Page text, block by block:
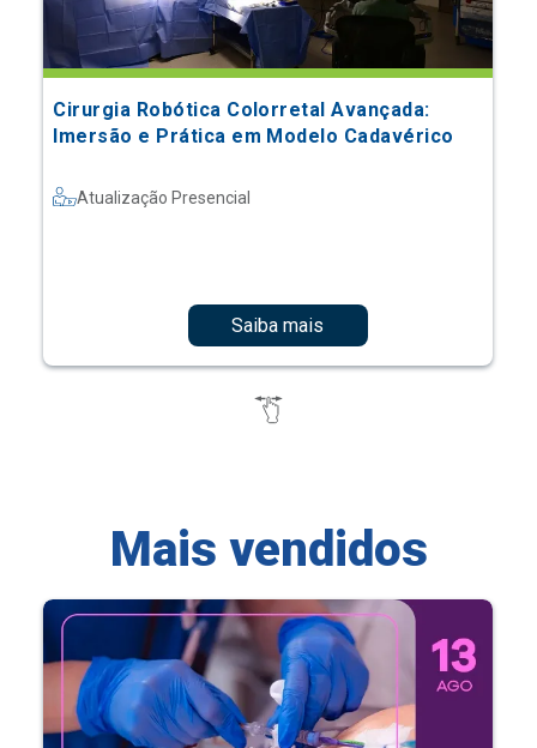
Cirurgia Robótica Colorretal Avançada:
Imersão e Prática em Modelo Cadavérico
Atualização Presencial
Saiba mais
Mais vendidos